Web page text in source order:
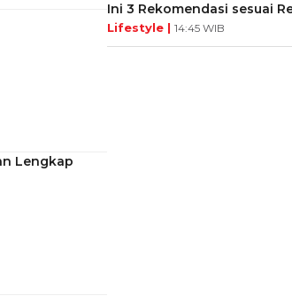
Lengkap
Ini 3 Rekomendasi sesuai
Lifestyle | 14:45 WIB